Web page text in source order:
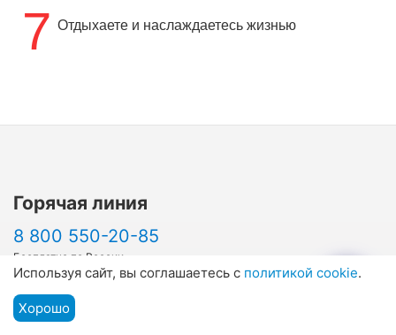
7 Отдыхаете и наслаждаетесь жизнью
Горячая линия
8 800 550-20-85
Бесплатно по России
+7 (962) 431-47-49
Для всех стран
Меню
Используя сайт, вы соглашаетесь с политикой cookie.
Хорошо